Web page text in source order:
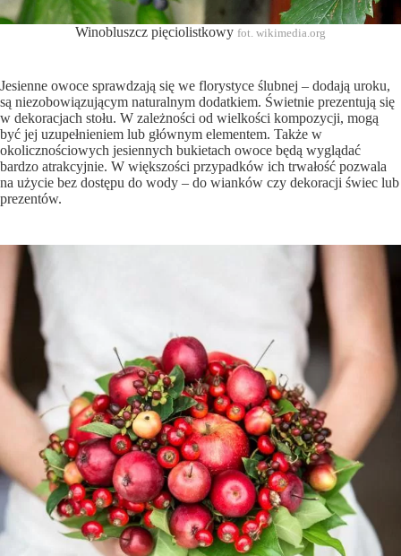
Winobluszcz pięciolistkowy fot. wikimedia.org
Jesienne owoce sprawdzają się we florystyce ślubnej – dodają uroku,
są niezobowiązującym naturalnym dodatkiem. Świetnie prezentują się
w dekoracjach stołu. W zależności od wielkości kompozycji, mogą
być jej uzupełnieniem lub głównym elementem. Także w
okolicznościowych jesiennych bukietach owoce będą wyglądać
bardzo atrakcyjnie. W większości przypadków ich trwałość pozwala
na użycie bez dostępu do wody – do wianków czy dekoracji świec lub
prezentów.